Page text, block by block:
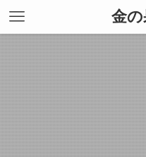
金